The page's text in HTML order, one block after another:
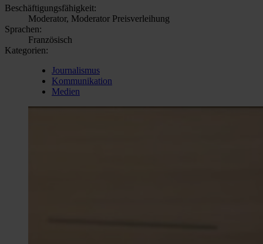
Beschäftigungsfähigkeit:
Moderator, Moderator Preisverleihung
Sprachen:
Französisch
Kategorien:
Journalismus
Kommunikation
Medien